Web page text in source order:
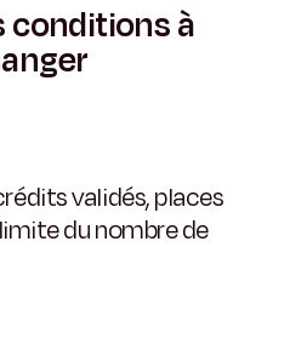
conditions à
validés, places
du nombre de